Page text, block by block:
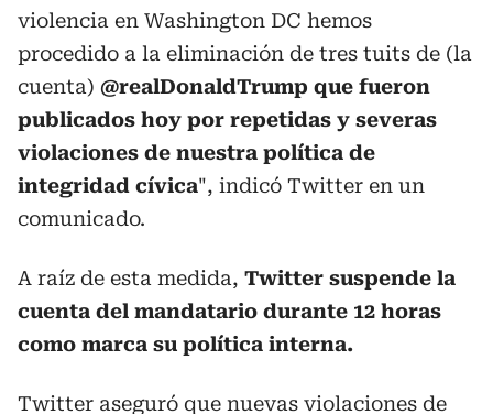
violencia en Washington DC hemos
procedido a la eliminación de tres tuits de (la
cuenta) @realDonaldTrump que fueron
publicados hoy por repetidas y severas
violaciones de nuestra política de
integridad cívica", indicó Twitter en un
comunicado.
A raíz de esta medida, Twitter suspende la
cuenta del mandatario durante 12 horas
como marca su política interna.
Twitter aseguró que nuevas violaciones de